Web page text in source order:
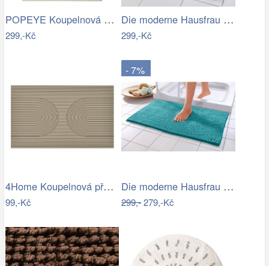
POPEYE Koupelnová předložka 80 x 60 cm …
299,-Kč
Die moderne Hausfrau Koupelnová…
299,-Kč
4Home Koupelnová předložka Infinity, 50…
99,-Kč
- 7%
Die moderne Hausfrau Koupelnová…
299,-279,-Kč